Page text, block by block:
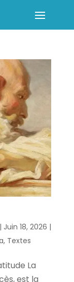
| Juin 18, 2026 |
, Textes
La
est la